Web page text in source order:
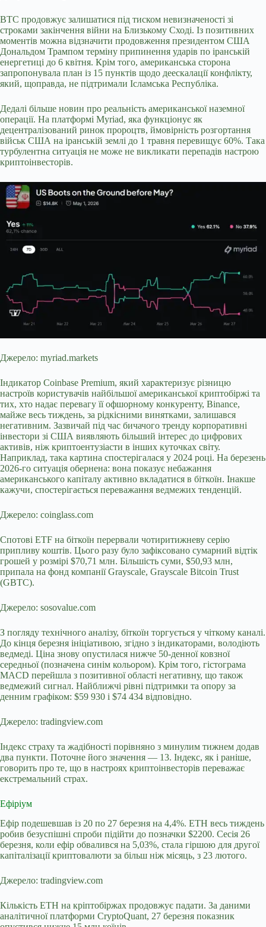
BTC продовжує залишатися під тиском невизначеності зі
строками закінчення війни на Близькому Сході. Із позитивних
моментів можна відзначити продовження президентом США
Дональдом Трампом терміну припинення ударів по іранській
енергетиці до 6 квітня. Крім того, американська сторона
запропонувала план із 15 пунктів щодо деескалації конфлікту,
який, щоправда, не підтримали Ісламська Республіка.
Дедалі більше новин про реальність американської наземної
операції. На платформі Myriad, яка функціонує як
децентралізований ринок пророцтв, ймовірність розгортання
військ США на іранській землі до 1 травня перевищує 60%. Така
турбулентна ситуація не може не викликати перепадів настрою
криптоінвесторів.
Джерело: myriad.markets
Індикатор Coinbase Premium, який характеризує різницю
настроїв користувачів найбільшої американської криптобіржі та
тих, хто надає перевагу її офшорному конкуренту, Binance,
майже весь тиждень, за рідкісними винятками, залишався
негативним. Зазвичай під час бичачого тренду корпоративні
інвестори зі США виявляють більший інтерес до цифрових
активів, ніж криптоентузіасти в інших куточках світу.
Наприклад, така картина спостерігалася у 2024 році. На березень
2026-го ситуація обернена: вона показує небажання
американського капіталу активно вкладатися в біткоїн. Інакше
кажучи, спостерігається переважання ведмежих тенденцій.
Джерело: coinglass.com
Спотові ETF на біткоїн перервали чотиритижневу серію
припливу коштів. Цього разу було зафіксовано сумарний відтік
грошей у розмірі $70,71 млн. Більшість суми, $50,93 млн,
припала на фонд компанії Grayscale, Grayscale Bitcoin Trust
(GBTC).
Джерело: sosovalue.com
З погляду технічного аналізу, біткоїн торгується у чіткому каналі.
До кінця березня ініціативою, згідно з індикаторами, володіють
ведмеді. Ціна знову опустилася нижче 50-денної ковзної
середньої (позначена синім кольором). Крім того, гістограма
MACD перейшла з позитивної області негативну, що також
ведмежий сигнал. Найближчі рівні підтримки та опору за
денним графіком: $59 930 і $74 434 відповідно.
Джерело: tradingview.com
Індекс страху та жадібності порівняно з минулим тижнем додав
два пункти. Поточне його значення — 13. Індекс, як і раніше,
говорить про те, що в настроях криптоінвесторів переважає
екстремальний страх.
Ефіріум
Ефір подешевшав із 20 по 27 березня на 4,4%. ETH весь тиждень
робив безуспішні спроби підійти до позначки $2200. Сесія 26
березня, коли ефір обвалився на 5,03%, стала гіршою для другої
капіталізації криптовалюти за більш ніж місяць, з 23 лютого.
Джерело: tradingview.com
Кількість ETH на кріптобіржах продовжує падати. За даними
аналітичної платформи CryptoQuant, 27 березня показник